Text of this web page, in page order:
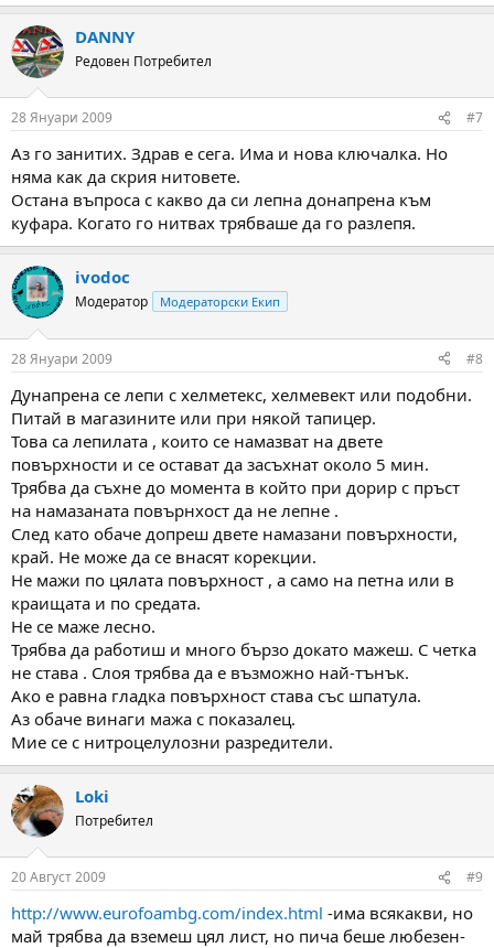
DANNY
Редовен Потребител
28 Януари 2009 #7
Аз го занитих. Здрав е сега. Има и нова ключалка. Но
няма как да скрия нитовете.
Остана въпроса с какво да си лепна донапрена към
куфара. Когато го нитвах трябваше да го разлепя.
ivodoc
Модератор Модераторски Екип
28 Януари 2009 #8
Дунапрена се лепи с хелметекс, хелмевект или подобни.
Питай в магазините или при някой тапицер.
Това са лепилата , които се намазват на двете
повърхности и се остават да засъхнат около 5 мин.
Трябва да съхне до момента в който при дорир с пръст
на намазаната повърнхост да не лепне .
След като обаче допреш двете намазани повърхности,
край. Не може да се внасят корекции.
Не мажи по цялата повърхност , а само на петна или в
краищата и по средата.
Не се маже лесно.
Трябва да работиш и много бързо докато мажеш. С четка
не става . Слоя трябва да е възможно най-тънък.
Ако е равна гладка повърхност става със шпатула.
Аз обаче винаги мажа с показалец.
Мие се с нитроцелулозни разредители.
Loki
Потребител
20 Август 2009 #9
http://www.eurofoambg.com/index.html -има всякакви, но
май трябва да вземеш цял лист, но пича беше любезен-